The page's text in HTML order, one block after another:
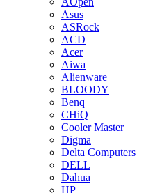
Asus
ASRock
ACD
Acer
Aiwa
Alienware
BLOODY
Benq
CHiQ
Cooler Master
Digma
Delta Computers
DELL
Dahua
HP